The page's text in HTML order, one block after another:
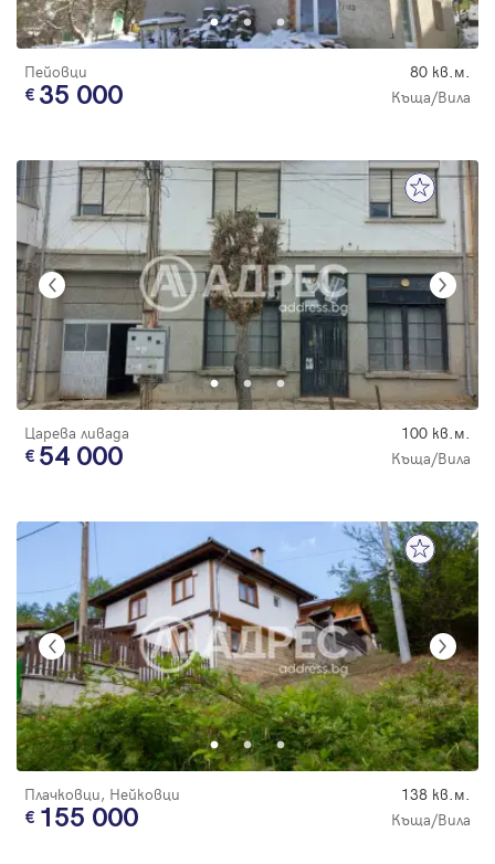
Пейовци 80 кв.м.
35 000 Къща/Вила
Царева ливада 100 кв.м.
54 000 Къща/Вила
Плачковци, Нейковци 138 кв.м.
155 000 Къща/Вила